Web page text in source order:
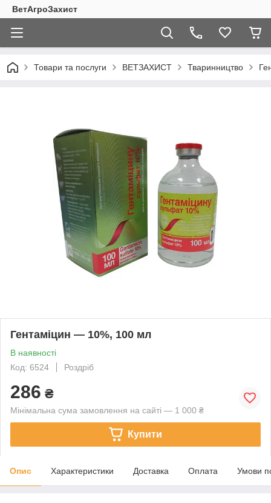
ВетАгроЗахист
Товари та послуги ВЕТЗАХИСТ Тваринництво
Гентаміцин — 10%, 100 мл
В наявності
Код: 6524
Роздріб
286 ₴
Мінімальна сума замовлення на сайті — 1 000 ₴
Купити
Опис Характеристики Доставка Оплата Умови